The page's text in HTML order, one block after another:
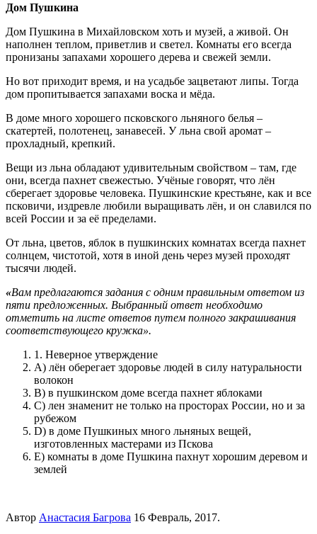
Дом Пушкина
Дом Пушкина в Михайловском хоть и музей, а живой. Он
наполнен теплом, приветлив и светел. Комнаты его всегда
пронизаны запахами хорошего дерева и свежей земли.
Но вот приходит время, и на усадьбе зацветают липы. Тогда
дом пропитывается запахами воска и мёда.
В доме много хорошего псковского льняного белья –
скатертей, полотенец, занавесей. У льна свой аромат –
прохладный, крепкий.
Вещи из льна обладают удивительным свойством – там, где
они, всегда пахнет свежестью. Учёные говорят, что лён
сберегает здоровье человека. Пушкинские крестьяне, как и все
псковичи, издревле любили выращивать лён, и он славился по
всей России и за её пределами.
От льна, цветов, яблок в пушкинских комнатах всегда пахнет
солнцем, чистотой, хотя в иной день через музей проходят
тысячи людей.
«Вам предлагаются задания с одним правильным ответом из
пяти предложенных. Выбранный ответ необходимо
отметить на листе ответов путем полного закрашивания
соответствующего кружка».
1. Неверное утверждение
A) лён оберегает здоровье людей в силу натуральности
волокон
B) в пушкинском доме всегда пахнет яблоками
C) лен знаменит не только на просторах России, но и за
рубежом
D) в доме Пушкиных много льняных вещей,
изготовленных мастерами из Пскова
E) комнаты в доме Пушкина пахнут хорошим деревом и
землей
Автор Анастасия Багрова 16 Февраль, 2017.